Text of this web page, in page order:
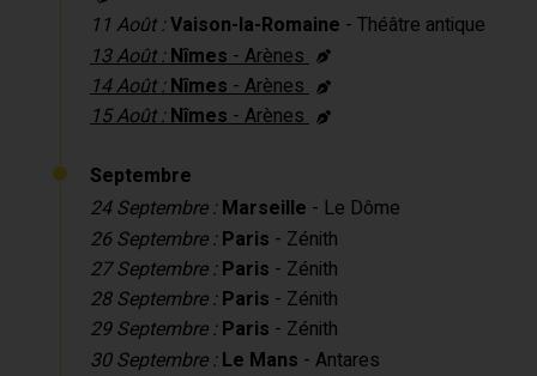
11 Août :Vaison-la-Romaine - Théâtre antique
13 Août : Nîmes - Arènes
14 Août :Nîmes- Arènes
15 Août :Nîmes- Arènes
Septembre
24 Septembre : Marseille - Le Dôme
26 Septembre : Paris - Zénith
27 Septembre : Paris - Zénith
28 Septembre : Paris - Zénith
29 Septembre : Paris - Zénith
30 Septembre : Le Mans - Antares